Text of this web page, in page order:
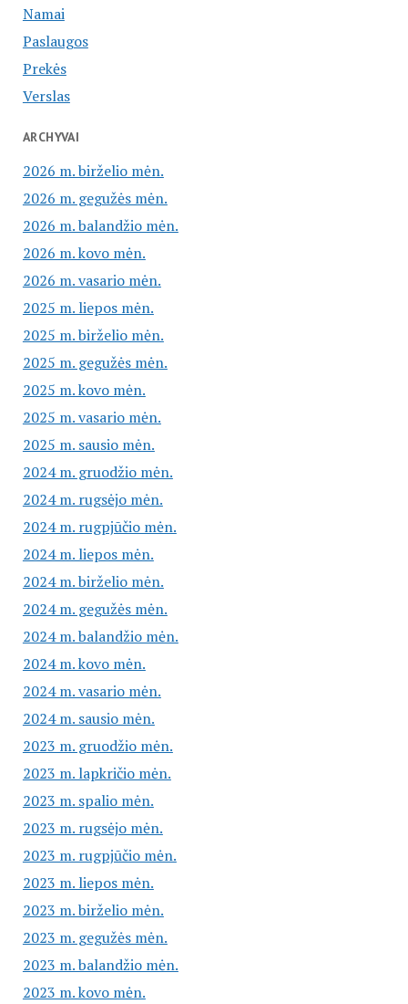
Namai
Paslaugos
Prekės
Verslas
ARCHYVAI
2026 m. birželio mėn.
2026 m. gegužės mėn.
2026 m. balandžio mėn.
2026 m. kovo mėn.
2026 m. vasario mėn.
2025 m. liepos mėn.
2025 m. birželio mėn.
2025 m. gegužės mėn.
2025 m. kovo mėn.
2025 m. vasario mėn.
2025 m. sausio mėn.
2024 m. gruodžio mėn.
2024 m. rugsėjo mėn.
2024 m. rugpjūčio mėn.
2024 m. liepos mėn.
2024 m. birželio mėn.
2024 m. gegužės mėn.
2024 m. balandžio mėn.
2024 m. kovo mėn.
2024 m. vasario mėn.
2024 m. sausio mėn.
2023 m. gruodžio mėn.
2023 m. lapkričio mėn.
2023 m. spalio mėn.
2023 m. rugsėjo mėn.
2023 m. rugpjūčio mėn.
2023 m. liepos mėn.
2023 m. birželio mėn.
2023 m. gegužės mėn.
2023 m. balandžio mėn.
2023 m. kovo mėn.